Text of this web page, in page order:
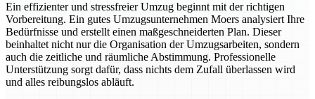
Ein effizienter und stressfreier Umzug beginnt mit der richtigen
Vorbereitung. Ein gutes Umzugsunternehmen Moers analysiert Ihre
Bedürfnisse und erstellt einen maßgeschneiderten Plan. Dieser
beinhaltet nicht nur die Organisation der Umzugsarbeiten, sondern
auch die zeitliche und räumliche Abstimmung. Professionelle
Unterstützung sorgt dafür, dass nichts dem Zufall überlassen wird
und alles reibungslos abläuft.